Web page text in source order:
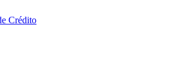
Crédito